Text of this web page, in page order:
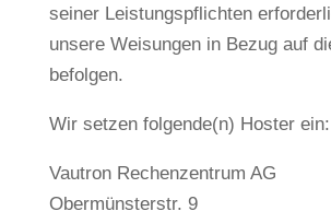
seiner Leistungspflichten
unsere Weisungen in Bezug auf
befolgen.
Wir setzen folgende(n) Hoster ein:
Vautron Rechenzentrum AG
Obermünsterstr. 9